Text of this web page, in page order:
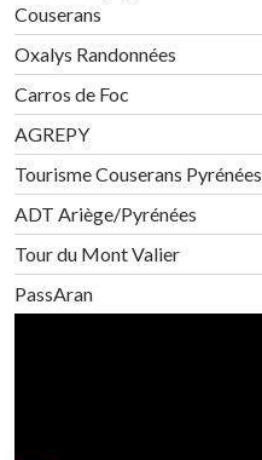
Couserans
Oxalys Randonnées
Carros de Foc
AGREPY
Tourisme Couserans Pyrénées
ADT Ariège/Pyrénées
Tour du Mont Valier
PassAran